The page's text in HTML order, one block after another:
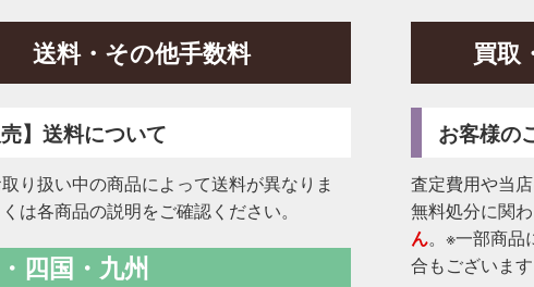
送料・その他手数料
売】送料について
り扱い中の商品によって送料が異なりま
は各商品の説明をご確認ください。
四国・九州
買取
お客様の
査定費用や当
無料処分に関
ん。※一部商品
合もございます